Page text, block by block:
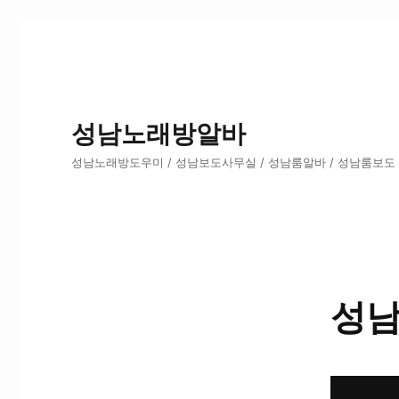
성남노래방알바
성남노래방도우미 / 성남보도사무실 / 성남룸알바 / 성남룸보도
성